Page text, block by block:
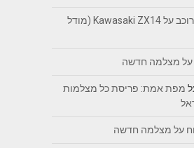
מיצו רוכב על Kawasaki ZX14 (מודל
על מצלמה חדשה
מפת אמת: פריסת כל מצלמות
על מצלמה חדשה